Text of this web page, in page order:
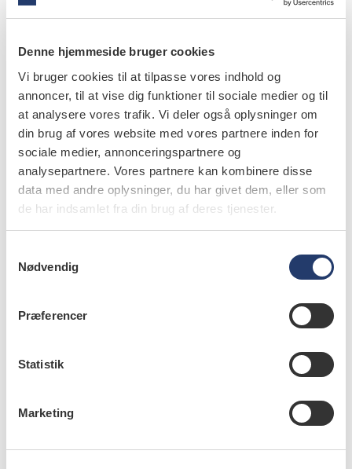
Denne hjemmeside bruger cookies
Vi bruger cookies til at tilpasse vores indhold og
annoncer, til at vise dig funktioner til sociale medier og til
at analysere vores trafik. Vi deler også oplysninger om
din brug af vores website med vores partnere inden for
sociale medier, annonceringspartnere og
analysepartnere. Vores partnere kan kombinere disse
data med andre oplysninger, du har givet dem, eller som
de har indsamlet fra din brug af deres tjenester.
Nødvendig
Præferencer
Statistik
Marketing
Ny model for fremtiden
Søren Bach forklarer, at ORIS fremadrettet vil lave
ændringer i den måde, kæden indgår aftaler med
klinikejerne, så man undgår tvivl om momsfritagelse.
Det handler om at placere aktiverne i klinikselskabet
fremfor i selve kæden. – Det er relativt simpelt at fjerne
den usikkerhed, og i praksis bliver driften af klinikken
uændret, siger han.
Vi benytter os af de dygtigste
advokatbranchen, og de er
allesammen overraskede over
SØREN BACH, INVESTOR OG MEDEJER, ORIS TANDLÆGERNE